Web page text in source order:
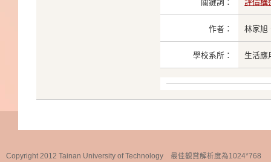
關鍵詞： 評價構
作者： 林家旭
學校系所： 生活應
Copyright 2012 Tainan University of Technology 最佳觀賞解析度為1024*768